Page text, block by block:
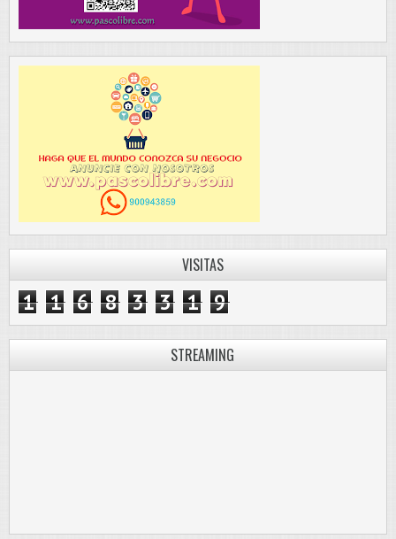
VISITAS
1 1 6 8 3 3 1 9
STREAMING